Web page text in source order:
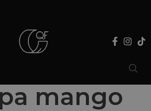
mango